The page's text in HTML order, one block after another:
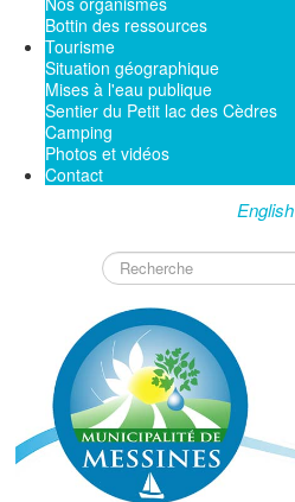
Bottin des ressources
Tourisme
Situation géographique
Mises à l'eau publique
Sentier du Petit lac des Cèdres
Camping
Photos et vidéos
Contact
English
Rechercher